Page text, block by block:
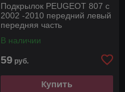
Подкрылок PEUGEOT 807 с
2002 -2010 передний левый
передняя часть
В наличии
59 руб.
Купить